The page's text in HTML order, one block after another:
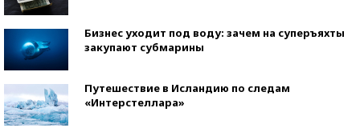
Бизнес уходит под воду: зачем на суперъяхты
закупают субмарины
Путешествие в Исландию по следам
«Интерстеллара»